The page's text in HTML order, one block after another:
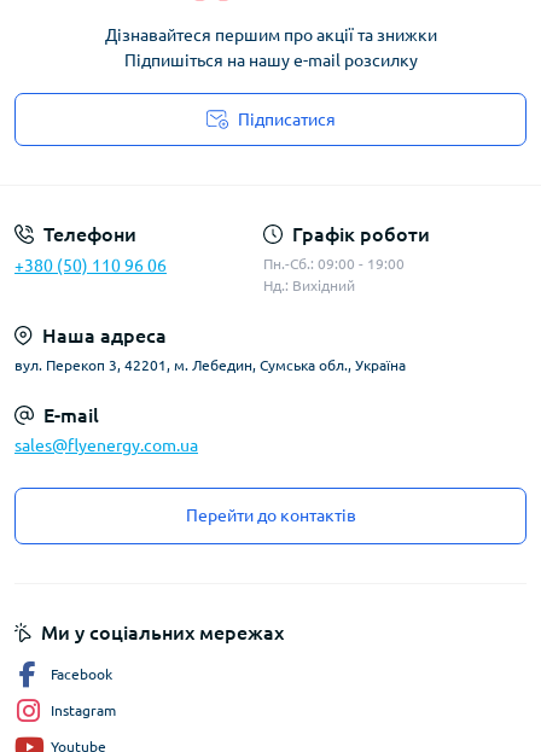
Дізнавайтеся першим про акції та знижки
Підпишіться на нашу e-mail розсилку
Підписатися
Телефони
+380 (50) 110 96 06
Графік роботи
Пн.-Сб.: 09:00 - 19:00
Нд.: Вихідний
Наша адреса
вул. Перекоп 3, 42201, м. Лебедин, Сумська обл., Україна
E-mail
sales@flyenergy.com.ua
Перейти до контактів
Ми у соціальних мережах
Facebook
Instagram
Youtube